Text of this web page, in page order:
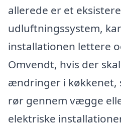
allerede er et
udluftningssystem,
installationen lettere
Omvendt, hvis der
ændringer i køkkenet,
rør gennem vægge
elektriske